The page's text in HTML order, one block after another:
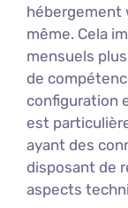
hébergement
même. Cela
mensuels
de
configuration
est
ayant des
disposant de
aspects